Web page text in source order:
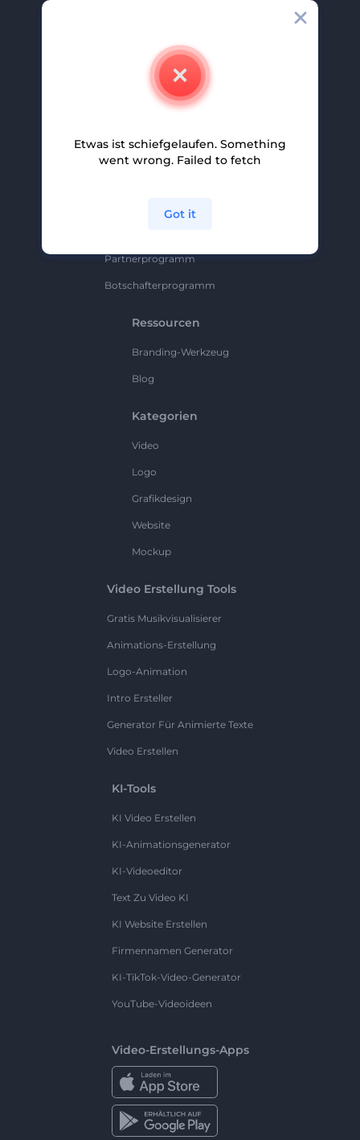
Partnerprogramm
Partnerprogramm
Botschafterprogramm
Ressourcen
Branding-Werkzeug
Blog
Kategorien
Video
Logo
Grafikdesign
Website
Mockup
Video Erstellung Tools
Gratis Musikvisualisierer
Animations-Erstellung
Logo-Animation
Intro Ersteller
Generator Für Animierte Texte
Video Erstellen
KI-Tools
KI Video Erstellen
KI-Animationsgenerator
KI-Videoeditor
Text Zu Video KI
KI Website Erstellen
Firmennamen Generator
KI-TikTok-Video-Generator
YouTube-Videoideen
Video-Erstellungs-Apps
Etwas ist schiefgelaufen. Something
went wrong. Failed to fetch
Got it